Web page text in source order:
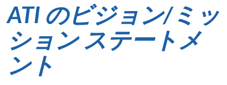
ATI のビジョン/ミッ
ション ステートメ
ント